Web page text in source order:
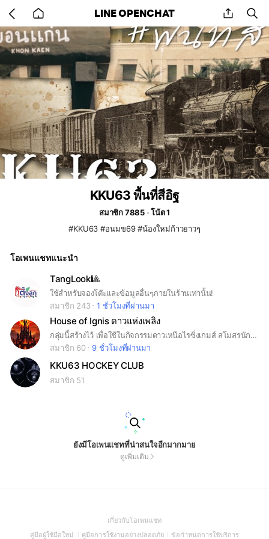
back
to
home
LINE OPENCHAT share
KKU63 พื้นที่สีอิฐ
สมาชิก 7885
โน้ต 1
#KKU63 #อนมข69 #น้องใหม่ก้าวยาวๆ
โอเพนแชทแนะนำ
TangLook🎱
ใช้สำหรับจองโต๊ะและข้อมูลอื่นๆภายในร้านเท่านั้น!
สมาชิก 243
1 ชั่วโมงที่ผ่านมา
House of Ignis ดาวแห่งเพลิง
กลุ่มนี้สร้างไว้ เพื่อใช้ในกิจกรรมดาวเหนือไรซิ่งเกมส์ สโมสรนักศึกษาวิทยาลัยกิจการและนโยบายสาธารณะ #smocopa
สมาชิก 60
9 ชั่วโมงที่ผ่านมา
KKU63 HOCKEY CLUB
สมาชิก 51
ยังมีโอเพนแชทที่น่าสนใจอีกมากมาย
ดูเพิ่มเติม
เกี่ยวกับโอเพนแชท(Open
in
คู่มือผู้ใช้มือใหม่ (Open
คู่มือการใช้งานอย่างปลอดภัย(Open
ข้อกำหนดการใช้บริการ(Open